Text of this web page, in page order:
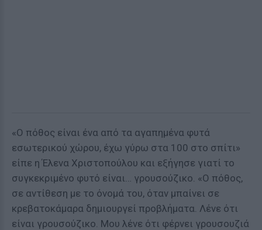
«Ο πόθος είναι ένα από τα αγαπημένα φυτά
εσωτερικού χώρου, έχω γύρω στα 100 στο σπίτι»
είπε η Έλενα Χριστοπούλου και εξήγησε γιατί το
συγκεκριμένο φυτό είναι… γρουσούζικο. «Ο πόθος,
σε αντίθεση με το όνομά του, όταν μπαίνει σε
κρεβατοκάμαρα δημιουργεί προβλήματα. Λένε ότι
είναι γρουσούζικο. Μου λένε ότι φέρνει γρουσουζιά